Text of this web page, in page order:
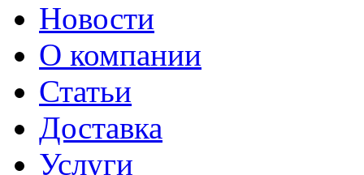
Новости
О компании
Статьи
Доставка
Услуги